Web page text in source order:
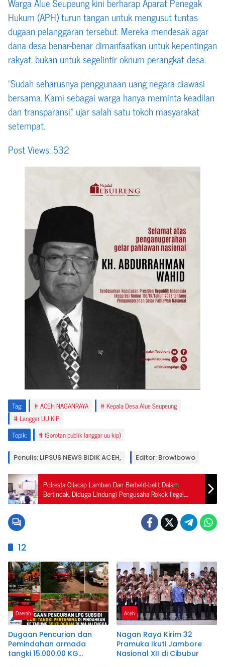
Hukum (APH) turun tangan untuk mengusut tuntas
dugaan pelanggaran tersebut. Mereka mendesak agar
dana desa benar-benar dimanfaatkan untuk kepentingan
rakyat, bukan untuk segelintir oknum perangkat desa.
“Sudah seharusnya penggunaan uang negara diawasi
bersama. Kami sebagai warga hanya meminta keadilan
dan transparansi,” ujar salah satu tokoh masyarakat
setempat.
Post Views:532
Tag: ACEH NAGANRAYA
Kepala Desa Alue Seupeung
Langgar UU KIP
Topik:
(Sorotan publik langgar uu kip)
Penulis: LIPSUS NEWS BIDIK ACEH, Editor: Browibowo
Polresta Cilacap Lamban Dan Berbelit-belit Dalam
Bertindak, Diduga Lindungi Pengusaha Rokok Ilegal,
Justru Aktif Buru Wartawan, Ada Apa Ini??
12
Daerah
Dugaan Pencurian dan
Pemindahan armada
tangki 15.000.00 KG
Aceh
Nagan Raya Kirim 32
Pramuka Ikuti Jambore
Nasional XII di Cibubur